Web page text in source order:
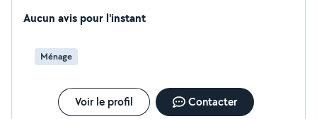
Aucun avis pour l'instant
Ménage
Voir le profil Contacter